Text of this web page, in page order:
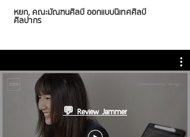
หยก, คณะมัณฑนศิลป์ ออกแบบนิเทศศิลป์
ศิลปากร
💬 Review Jammer